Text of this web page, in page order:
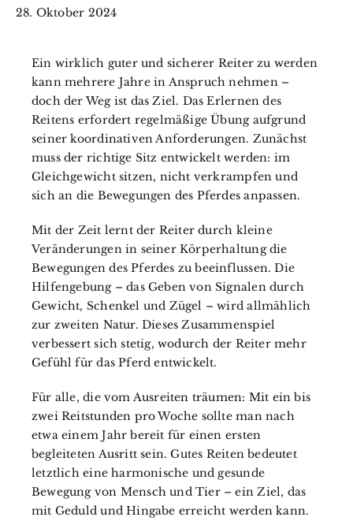
28. Oktober 2024
Ein wirklich guter und sicherer Reiter zu werden
kann mehrere Jahre in Anspruch nehmen –
doch der Weg ist das Ziel. Das Erlernen des
Reitens erfordert regelmäßige Übung aufgrund
seiner koordinativen Anforderungen. Zunächst
muss der richtige Sitz entwickelt werden: im
Gleichgewicht sitzen, nicht verkrampfen und
sich an die Bewegungen des Pferdes anpassen.
Mit der Zeit lernt der Reiter durch kleine
Veränderungen in seiner Körperhaltung die
Bewegungen des Pferdes zu beeinflussen. Die
Hilfengebung – das Geben von Signalen durch
Gewicht, Schenkel und Zügel – wird allmählich
zur zweiten Natur. Dieses Zusammenspiel
verbessert sich stetig, wodurch der Reiter mehr
Gefühl für das Pferd entwickelt.
Für alle, die vom Ausreiten träumen: Mit ein bis
zwei Reitstunden pro Woche sollte man nach
etwa einem Jahr bereit für einen ersten
begleiteten Ausritt sein. Gutes Reiten bedeutet
letztlich eine harmonische und gesunde
Bewegung von Mensch und Tier – ein Ziel, das
mit Geduld und Hingabe erreicht werden kann.